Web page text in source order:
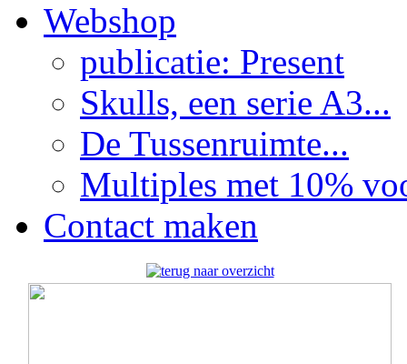
Webshop
publicatie: Present
Skulls, een serie A3...
De Tussenruimte...
Multiples met 10%
Contact maken